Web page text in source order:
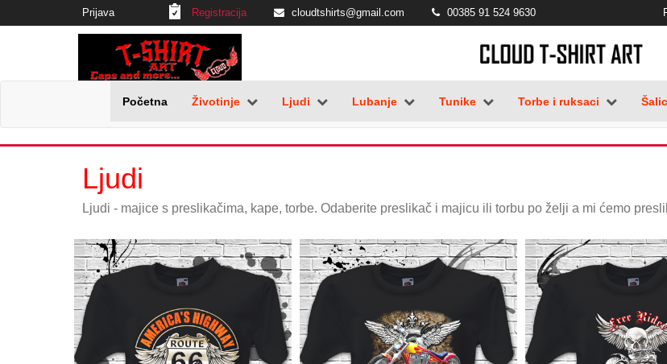
Prijava Registracija cloudtshirts@gmail.com 00385 91 524 9630
Početna Životinje Ljudi Lubanje Tunike Torbe i ruksaci
Ljudi
Ljudi - majice s preslikačima, kape, torbe. Odaberite preslikač i majicu ili torbu po želji a mi ćemo